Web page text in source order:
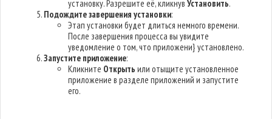
установку. Разрешите её, кликнувУстановить.
Подождите завершения установки:
Этап установки будет длиться немного времени.
После завершения процесса вы увидите
уведомление о том, что приложени} установлено.
Запустите приложение:
Кликните Открыть или отыщите установленное
приложение в разделе приложений и запустите
его.